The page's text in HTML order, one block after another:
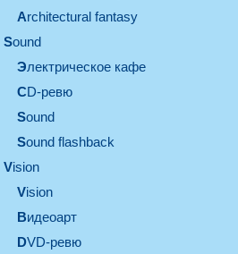
architectural fantasy
sound
электрическое кафе
CD-ревю
sound
Sound flashback
vision
vision
видеоарт
DVD-ревю